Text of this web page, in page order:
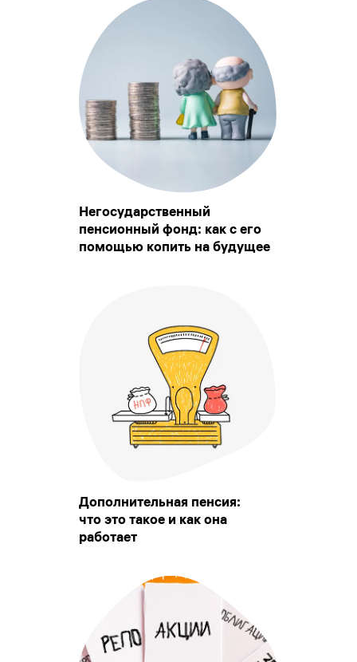
Негосударственный
пенсионный фонд: как с его
помощью копить на будущее
Дополнительная пенсия:
что это такое и как она
работает